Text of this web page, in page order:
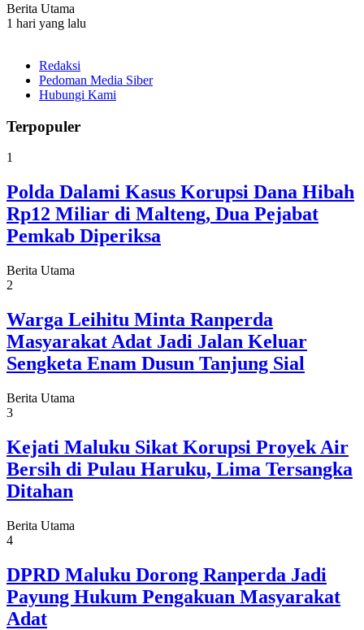
Berita Utama
1 hari yang lalu
Redaksi
Pedoman Media Siber
Hubungi Kami
Terpopuler
1
Polda Dalami Kasus Korupsi Dana Hibah
Rp12 Miliar di Malteng, Dua Pejabat
Pemkab Diperiksa
Berita Utama
2
Warga Leihitu Minta Ranperda
Masyarakat Adat Jadi Jalan Keluar
Sengketa Enam Dusun Tanjung Sial
Berita Utama
3
Kejati Maluku Sikat Korupsi Proyek Air
Bersih di Pulau Haruku, Lima Tersangka
Ditahan
Berita Utama
4
DPRD Maluku Dorong Ranperda Jadi
Payung Hukum Pengakuan Masyarakat
Adat